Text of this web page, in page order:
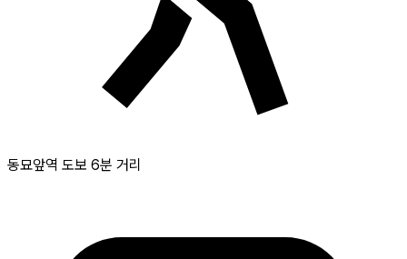
동묘앞역 도보 6분 거리